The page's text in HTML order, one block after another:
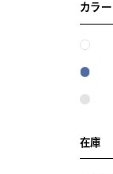
カラー
在庫